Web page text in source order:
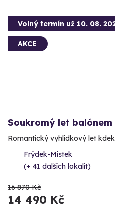
Volný termín už 10. 08.
AKCE
Soukromý let
Romantický vyhlídkový let
Frýdek-Místek
(+ 41 dalších lokalit)
16 870 Kč
14 490 Kč